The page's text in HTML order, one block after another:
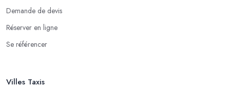
Demande de devis
Réserver en ligne
Se référencer
Villes Taxis